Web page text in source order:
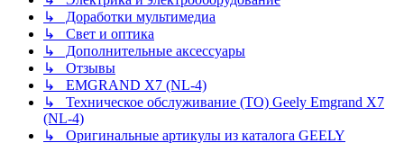
↳ Доработки мультимедиа
↳ Свет и оптика
↳ Дополнительные аксессуары
↳ Отзывы
↳ EMGRAND X7 (NL-4)
↳ Техническое обслуживание (ТО) Geely Emgrand X7
(NL-4)
↳ Оригинальные артикулы из каталога GEELY